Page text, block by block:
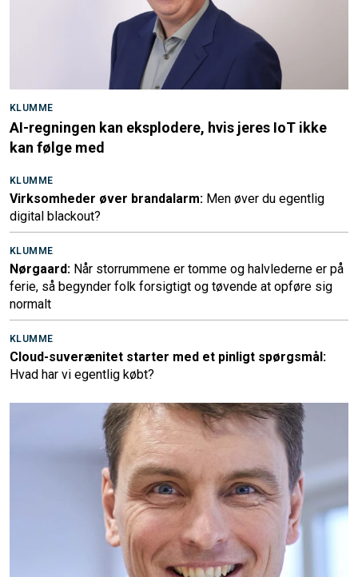
KLUMME
AI-regningen kan eksplodere, hvis jeres IoT ikke
kan følge med
KLUMME
Virksomheder øver brandalarm: Men øver du egentlig
digital blackout?
KLUMME
Nørgaard: Når storrummene er tomme og halvlederne er på
ferie, så begynder folk forsigtigt og tøvende at opføre sig
normalt
KLUMME
Cloud-suverænitet starter med et pinligt spørgsmål:
Hvad har vi egentlig købt?